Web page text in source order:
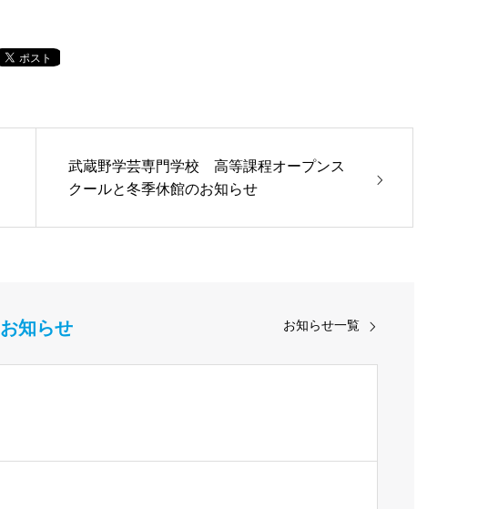
武蔵野学芸専門学校 高等課程オープンス
クールと冬季休館のお知らせ
お知らせ お知らせ一覧